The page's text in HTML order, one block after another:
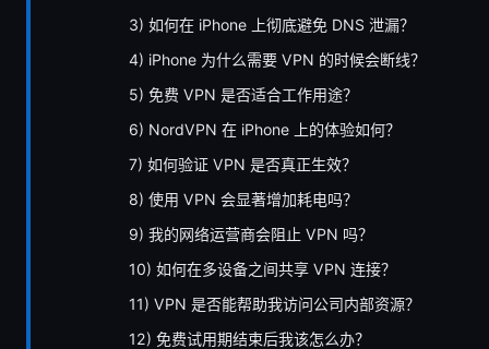
3) 如何在 iPhone 上彻底避免 DNS 泄漏？
4) iPhone 为什么需要 VPN 的时候会断线？
5) 免费 VPN 是否适合工作用途？
6) NordVPN 在 iPhone 上的体验如何？
7) 如何验证 VPN 是否真正生效？
8) 使用 VPN 会显著增加耗电吗？
9) 我的网络运营商会阻止 VPN 吗？
10) 如何在多设备之间共享 VPN 连接？
11) VPN 是否能帮助我访问公司内部资源？
12) 免费试用期结束后我该怎么办？